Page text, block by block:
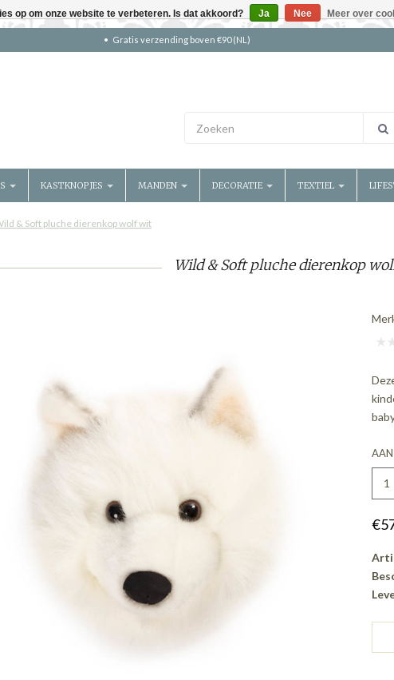
Gratis verzending boven €90 (NL)
KASTKNOPJES MANDEN DECORATIE TEXTIEL
& Soft pluche dierenkop wolf wit
Wild & Soft pluche dierenkop
op om onze website te verbeteren. Is dat akkoord? Ja Nee Meer over